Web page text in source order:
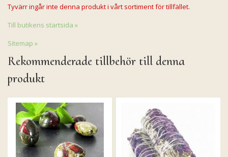
Tyvärr ingår inte denna produkt i vårt sortiment för tillfället.
Till butikens startsida »
Sitemap »
Rekommenderade tillbehör till denna
produkt